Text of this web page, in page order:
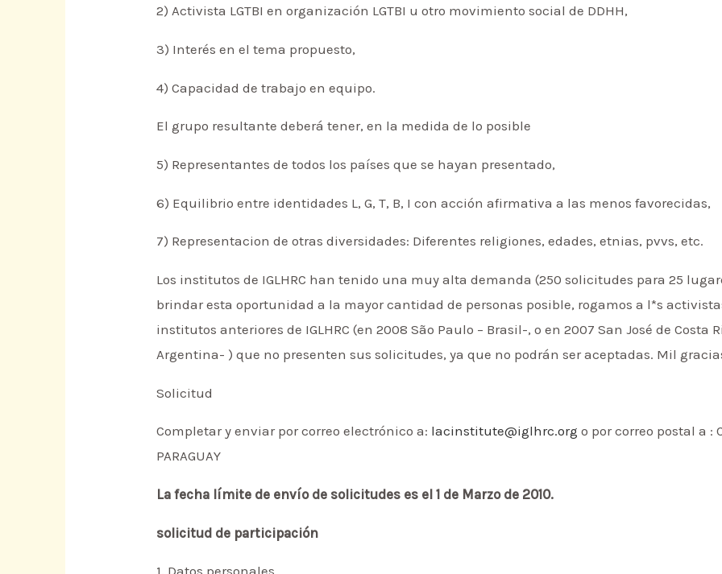
2) Activista LGTBI en organización LGTBI u otro movimiento social de DDHH,
3) Interés en el tema propuesto,
4) Capacidad de trabajo en equipo.
El grupo resultante deberá tener, en la medida de lo posible
5) Representantes de todos los países que se hayan presentado,
6) Equilibrio entre identidades L, G, T, B, I con acción afirmativa a las menos favorecidas,
7) Representacion de otras diversidades: Diferentes religiones, edades, etnias, pvvs, etc.
Los institutos de IGLHRC han tenido una muy alta demanda (250 solicitudes para 25
brindar esta oportunidad a la mayor cantidad de personas posible, rogamos a l*s
institutos anteriores de IGLHRC (en 2008 São Paulo – Brasil-, o en 2007 San José de Costa
Argentina- ) que no presenten sus solicitudes, ya que no podrán ser aceptadas. Mil
Solicitud
Completar y enviar por correo electrónico a: lacinstitute@iglhrc.org o por correo postal a :
PARAGUAY
La fecha límite de envío de solicitudes es el 1 de Marzo de 2010.
solicitud de participación